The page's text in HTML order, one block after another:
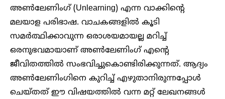
അൺലേണിംഗ് (Unlearning) എന്ന വാക്കിന്റെ
മലയാള പരിഭാഷ. വാചകങ്ങളിൽ കൂടി
സമർത്ഥിക്കാവുന്ന ഒരാശയമായല്ല മറിച്ച്
ഒരനുഭവമായാണ് അൺലേണിംഗ് എന്റെ
ജീവിതത്തിൽ സംഭവിച്ചുകൊണ്ടിരിക്കുന്നത്. ആദ്യം
അൺലേണിംഗിനെ കുറിച്ച് എഴുതാനിരുന്നപ്പോൾ
ചെയ്തത് ഈ വിഷയത്തിൽ വന്ന മറ്റ് ലേഖനങ്ങൾ